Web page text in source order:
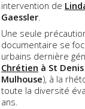
intervention de
Gaessler.
Une seule
documentaire se
urbains dernière
Chrétien à St
Mulhouse), à la
toute la diversité
ans.